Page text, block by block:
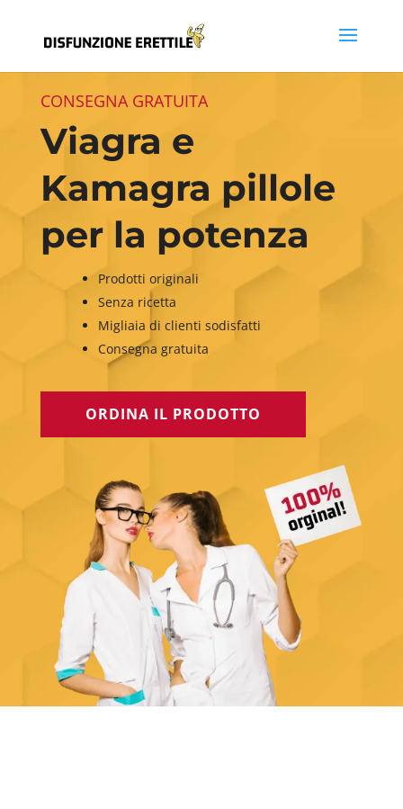
CONSEGNA GRATUITA
Viagra e
Kamagra pillole
per la potenza
Prodotti originali
Senza ricetta
Migliaia di clienti sodisfatti
Consegna gratuita
ORDINA IL PRODOTTO